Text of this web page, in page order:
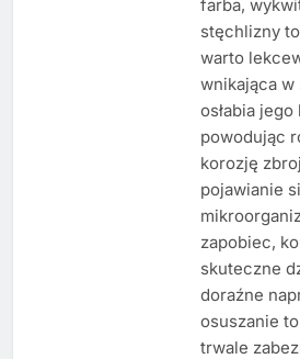
farba,
stęchlizny
warto
wnikająca
osłabia
powodując
korozję
pojawianie
zapobiec,
skuteczne
doraźne
osuszanie
trwale